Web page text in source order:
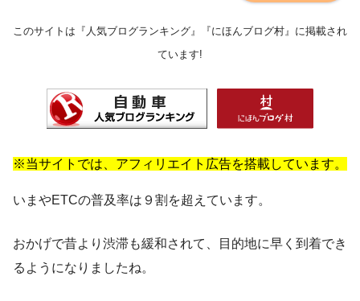
このサイトは『人気ブログランキング』『にほんブログ村』に掲載され
ています!
※当サイトでは、アフィリエイト広告を搭載しています。
いまやETCの普及率は９割を超えています。
おかげで昔より渋滞も緩和されて、目的地に早く到着でき
るようになりましたね。